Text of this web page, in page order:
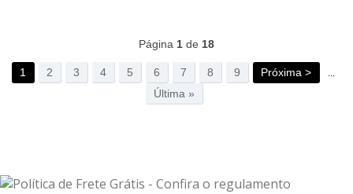
Página 1de 18
1 2 3 4 5 6 7 8 9 Próxima > ...
Última »